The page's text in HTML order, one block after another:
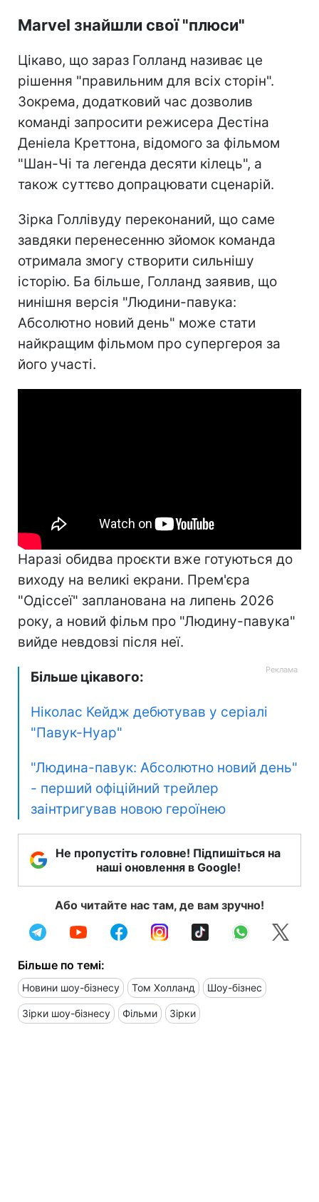
Marvel знайшли свої "плюси"
Цікаво, що зараз Голланд називає це
рішення "правильним для всіх сторін".
Зокрема, додатковий час дозволив
команді запросити режисера Дестіна
Деніела Креттона, відомого за фільмом
"Шан-Чі та легенда десяти кілець", а
також суттєво допрацювати сценарій.
Зірка Голлівуду переконаний, що саме
завдяки перенесенню зйомок команда
отримала змогу створити сильнішу
історію. Ба більше, Голланд заявив, що
нинішня версія "Людини-павука:
Абсолютно новий день" може стати
найкращим фільмом про супергероя за
його участі.
Наразі обидва проєкти вже готуються до
виходу на великі екрани. Прем'єра
"Одіссеї" запланована на липень 2026
року, а новий фільм про "Людину-павука"
вийде невдовзі після неї.
Більше цікавого:
Ніколас Кейдж дебютував у серіалі
"Павук-Нуар"
"Людина-павук: Абсолютно новий день"
- перший офіційний трейлер
заінтригував новою героїнею
Не пропустіть головне! Підпишіться на
наші оновлення в Google!
Або читайте нас там, де вам зручно!
Більше по темі:
Новини шоу-бізнесу Том Холланд Шоу-бізнес
Зірки шоу-бізнесу Фільми Зірки